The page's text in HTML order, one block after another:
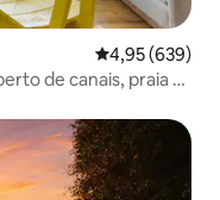
4,95 de uma
4,95 (639)
de canais, praia e